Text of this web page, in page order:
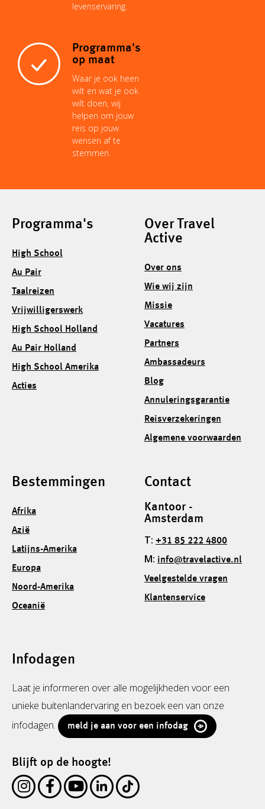
levenservaring.
Programma's
op maat
Waar je ook heen
wilt en wat je ook
wilt doen, wij
helpen om jouw
reis op jouw
wensen af te
stemmen.
Programma's
High School
Au Pair
Taalreizen
Vrijwilligerswerk
High School Holland
Au Pair Holland
High School Amerika
Acties
Over Travel
Active
Over ons
Wie wij zijn
Missie
Vacatures
Partners
Ambassadeurs
Blog
Annuleringsgarantie
Reisverzekeringen
Algemene voorwaarden
Bestemmingen
Afrika
Azië
Latijns-Amerika
Europa
Noord-Amerika
Oceanië
Contact
Kantoor -
Amsterdam
T: +31 85 222 4800
M: info@travelactive.nl
Veelgestelde vragen
Klantenservice
Infodagen
Laat je informeren over alle mogelijkheden voor een
unieke buitenlandervaring en bezoek een van onze
infodagen.
meld je aan voor een infodag
Blijft op de hoogte!